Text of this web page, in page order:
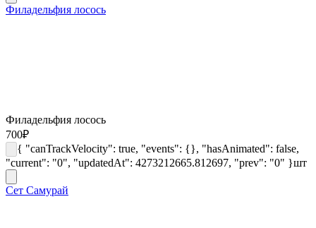
Филадельфия лосось
Филадельфия лосось
700₽
{ "canTrackVelocity": true, "events": {}, "hasAnimated": false,
"current": "0", "updatedAt": 4273212665.812697, "prev": "0" }шт
Сет Самурай